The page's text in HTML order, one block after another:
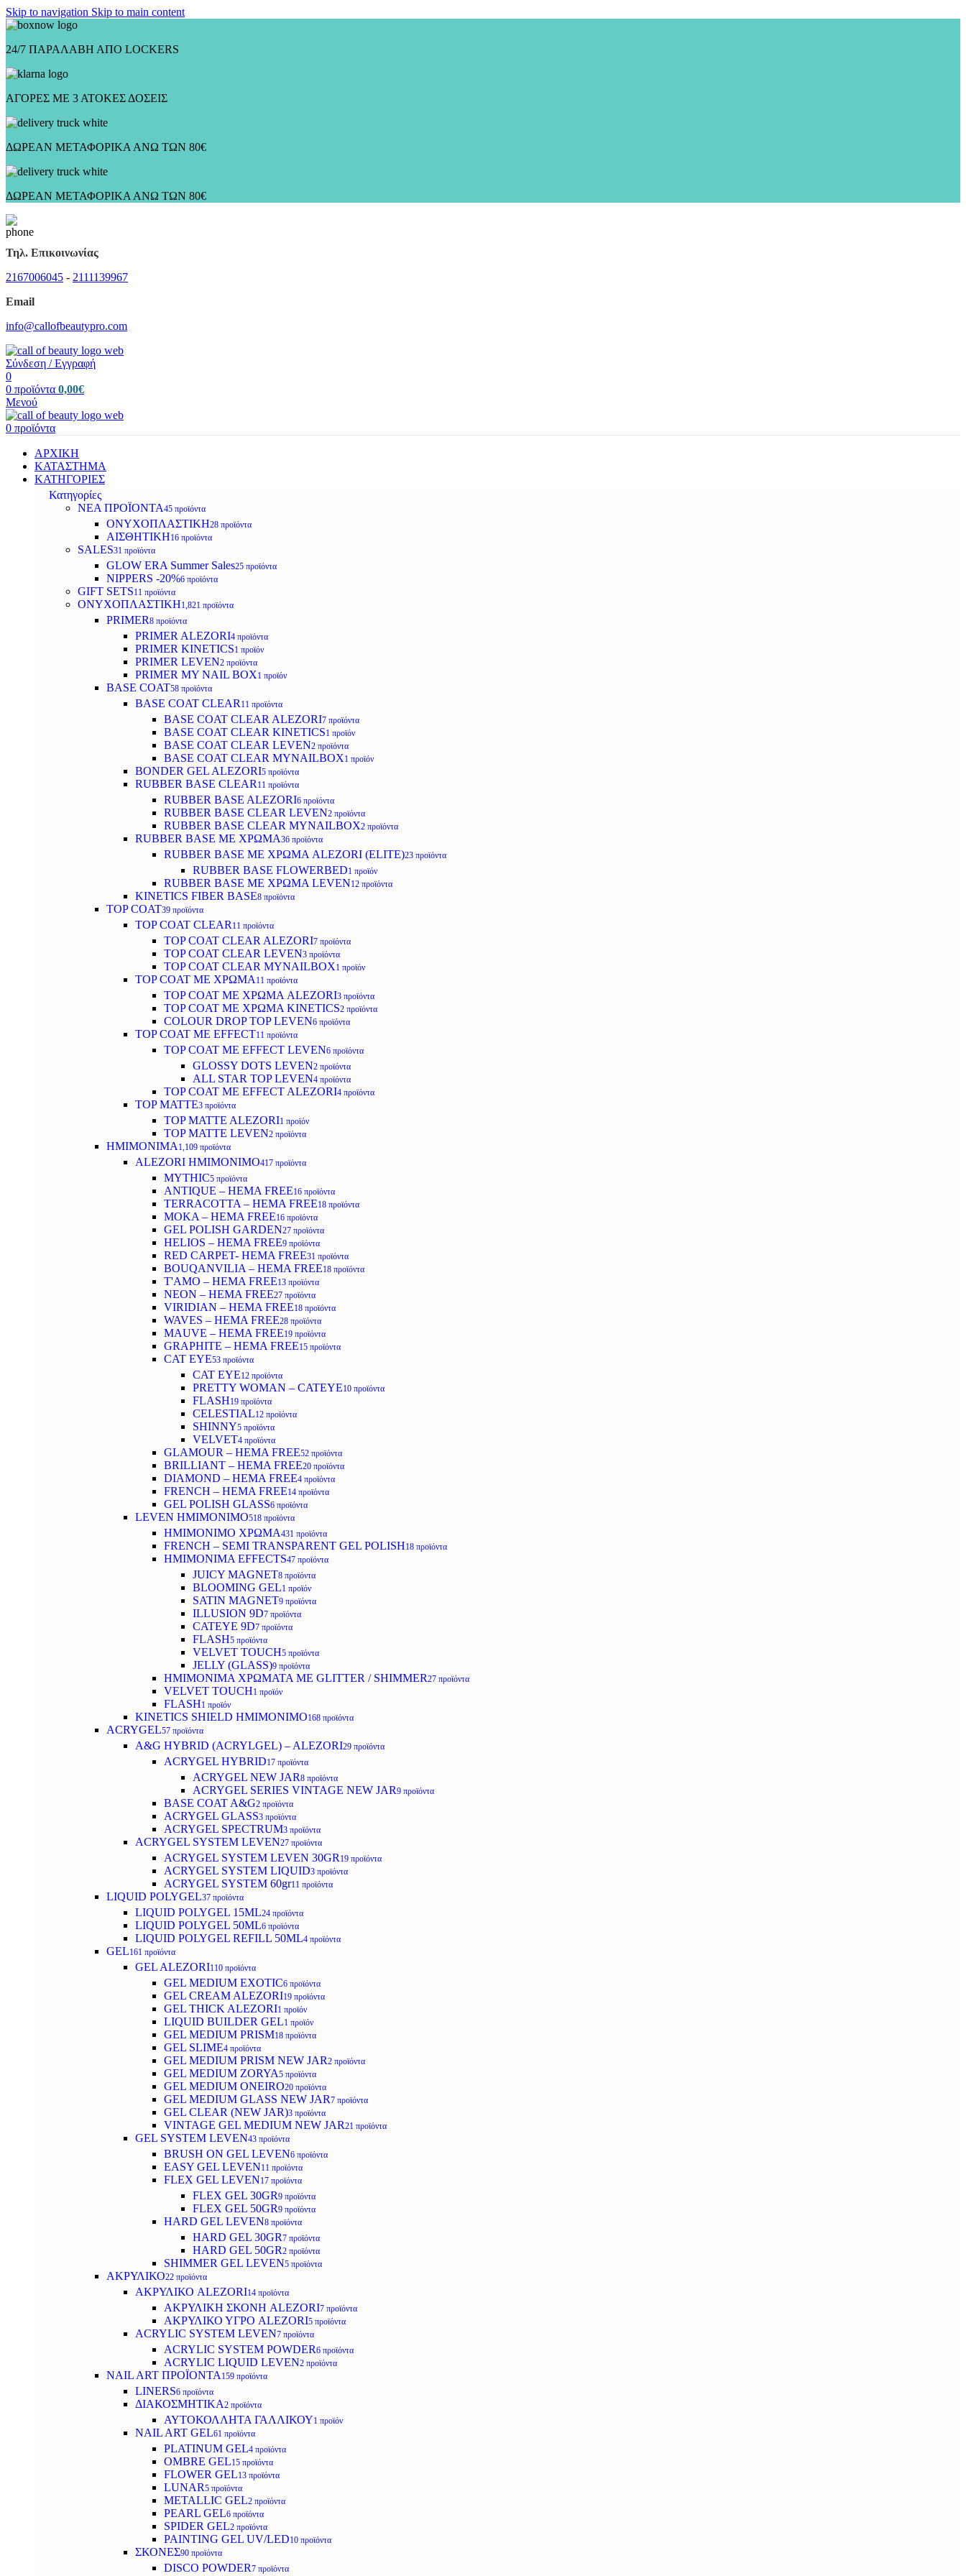
Skip to navigation Skip to main content
24/7 ΠΑΡΑΛΑΒΗ ΑΠΟ LOCKERS
ΑΓΟΡΕΣ ΜΕ 3 ΑΤΟΚΕΣ ΔΟΣΕΙΣ
ΔΩΡΕΑΝ ΜΕΤΑΦΟΡΙΚΑ ΑΝΩ ΤΩΝ 80€
ΔΩΡΕΑΝ ΜΕΤΑΦΟΡΙΚΑ ΑΝΩ ΤΩΝ 80€
Τηλ. Επικοινωνίας
2167006045 - 2111139967
Email
info@callofbeautypro.com
Σύνδεση / Εγγραφή
0
0 προϊόντα 0,00€
Μενού
0 προϊόντα
ΑΡΧΙΚΗ
ΚΑΤΑΣΤΗΜΑ
ΚΑΤΗΓΟΡΙΕΣ
Κατηγορίες
ΝΕΑ ΠΡΟΪΟΝΤΑ45 προϊόντα
ΟΝΥΧΟΠΛΑΣΤΙΚΗ28 προϊόντα
ΑΙΣΘΗΤΙΚΗ16 προϊόντα
SALES31 προϊόντα
GLOW ERA Summer Sales25 προϊόντα
NIPPERS -20%6 προϊόντα
GIFT SETS11 προϊόντα
ΟΝΥΧΟΠΛΑΣΤΙΚΗ1,821 προϊόντα
PRIMER8 προϊόντα
PRIMER ALEZORI4 προϊόντα
PRIMER KINETICS1 προϊόν
PRIMER LEVEN2 προϊόντα
PRIMER MY NAIL BOX1 προϊόν
BASE COAT58 προϊόντα
BASE COAT CLEAR 11 προϊόντα
BASE COAT CLEAR ALEZORI7 προϊόντα
BASE COAT CLEAR KINETICS1 προϊόν
BASE COAT CLEAR LEVEN2 προϊόντα
BASE COAT CLEAR MYNAILBOX1 προϊόν
BONDER GEL ALEZORI5 προϊόντα
RUBBER BASE CLEAR 11 προϊόντα
RUBBER BASE ALEZORI6 προϊόντα
RUBBER BASE CLEAR LEVEN2 προϊόντα
RUBBER BASE CLEAR MYNAILBOX2 προϊόντα
RUBBER BASE ΜΕ ΧΡΩΜΑ36 προϊόντα
RUBBER BASE ΜΕ ΧΡΩΜΑ ALEZORI (ELITE)23 προϊόντα
RUBBER BASE FLOWERBED1 προϊόν
RUBBER BASE ΜΕ ΧΡΩΜΑ LEVEN12 προϊόντα
KINETICS FIBER BASE8 προϊόντα
TOP COAT39 προϊόντα
TOP COAT CLEAR 11 προϊόντα
TOP COAT CLEAR ALEZORI7 προϊόντα
TOP COAT CLEAR LEVEN3 προϊόντα
TOP COAT CLEAR MYNAILBOX1 προϊόν
TOP COAT ΜΕ ΧΡΩΜΑ 11 προϊόντα
TOP COAT ΜΕ ΧΡΩΜΑ ALEZORI3 προϊόντα
TOP COAT ΜΕ ΧΡΩΜΑ KINETICS2 προϊόντα
COLOUR DROP TOP LEVEN6 προϊόντα
TOP COAT ΜΕ EFFECT11 προϊόντα
TOP COAT ME EFFECT LEVEN6 προϊόντα
GLOSSY DOTS LEVEN2 προϊόντα
ALL STAR TOP LEVEN4 προϊόντα
TOP COAT ME EFFECT ALEZORI4 προϊόντα
TOP MATTE3 προϊόντα
TOP MATTE ALEZORI1 προϊόν
TOP MATTE LEVEN2 προϊόντα
ΗΜΙΜΟΝΙΜΑ 1,109 προϊόντα
ALEZORI ΗΜΙΜΟΝΙΜΟ417 προϊόντα
MYTHIC5 προϊόντα
ANTIQUE – HEMA FREE16 προϊόντα
TERRACOTTA – HEMA FREE18 προϊόντα
MOKA – HEMA FREE16 προϊόντα
GEL POLISH GARDEN27 προϊόντα
HELIOS – HEMA FREE9 προϊόντα
RED CARPET- HEMA FREE31 προϊόντα
BOUQANVILIA – HEMA FREE18 προϊόντα
T'AMO – HEMA FREE13 προϊόντα
NEON – HEMA FREE27 προϊόντα
VIRIDIAN – HEMA FREE18 προϊόντα
WAVES – HEMA FREE28 προϊόντα
MAUVE – HEMA FREE19 προϊόντα
GRAPHITE – HEMA FREE15 προϊόντα
CAT EYE53 προϊόντα
CAT EYE12 προϊόντα
PRETTY WOMAN – CATEYE10 προϊόντα
FLASH19 προϊόντα
CELESTIAL12 προϊόντα
SHINNY5 προϊόντα
VELVET4 προϊόντα
GLAMOUR – HEMA FREE52 προϊόντα
BRILLIANT – HEMA FREE20 προϊόντα
DIAMOND – HEMA FREE4 προϊόντα
FRENCH – HEMA FREE14 προϊόντα
GEL POLISH GLASS6 προϊόντα
LEVEN ΗΜΙΜΟΝΙΜΟ518 προϊόντα
ΗΜΙΜΟΝΙΜΟ ΧΡΩΜΑ431 προϊόντα
FRENCH – SEMI TRANSPARENT GEL POLISH18 προϊόντα
HMIMONIMA EFFECTS47 προϊόντα
JUICY MAGNET8 προϊόντα
BLOOMING GEL1 προϊόν
SATIN MAGNET9 προϊόντα
ILLUSION 9D7 προϊόντα
CATEYE 9D7 προϊόντα
FLASH5 προϊόντα
VELVET TOUCH5 προϊόντα
JELLY (GLASS)9 προϊόντα
ΗΜΙΜΟΝΙΜA ΧΡΩΜΑΤΑ ΜΕ GLITTER / SHIMMER27 προϊόντα
VELVET TOUCH1 προϊόν
FLASH1 προϊόν
KINETICS SHIELD ΗΜΙΜΟΝΙΜΟ168 προϊόντα
ACRYGEL57 προϊόντα
A&G HYBRID (ACRYLGEL) – ALEZORI29 προϊόντα
ACRYGEL HYBRID17 προϊόντα
ACRYGEL NEW JAR8 προϊόντα
ACRYGEL SERIES VINTAGE NEW JAR9 προϊόντα
BASE COAT A&G2 προϊόντα
ACRYGEL GLASS3 προϊόντα
ACRYGEL SPECTRUM3 προϊόντα
ACRYGEL SYSTEM LEVEN27 προϊόντα
ACRYGEL SYSTEM LEVEN 30GR 19 προϊόντα
ACRYGEL SYSTEM LIQUID3 προϊόντα
ACRYGEL SYSTEM 60gr11 προϊόντα
LIQUID POLYGEL37 προϊόντα
LIQUID POLYGEL 15ML24 προϊόντα
LIQUID POLYGEL 50ML6 προϊόντα
LIQUID POLYGEL REFILL 50ML4 προϊόντα
GEL161 προϊόντα
GEL ALEZORI110 προϊόντα
GEL MEDIUM EXOTIC6 προϊόντα
GEL CREAM ALEZORI19 προϊόντα
GEL THICK ALEZORI1 προϊόν
LIQUID BUILDER GEL1 προϊόν
GEL MEDIUM PRISM18 προϊόντα
GEL SLIME4 προϊόντα
GEL MEDIUM PRISM NEW JAR2 προϊόντα
GEL MEDIUM ZORYA5 προϊόντα
GEL MEDIUM ONEIRO20 προϊόντα
GEL MEDIUM GLASS NEW JAR7 προϊόντα
GEL CLEAR (NEW JAR)3 προϊόντα
VINTAGE GEL MEDIUM NEW JAR21 προϊόντα
GEL SYSTEM LEVEN43 προϊόντα
BRUSH ON GEL LEVEN6 προϊόντα
EASY GEL LEVEN11 προϊόντα
FLEX GEL LEVEN17 προϊόντα
FLEX GEL 30GR9 προϊόντα
FLEX GEL 50GR9 προϊόντα
HARD GEL LEVEN8 προϊόντα
HARD GEL 30GR7 προϊόντα
HARD GEL 50GR2 προϊόντα
SHIMMER GEL LEVEN5 προϊόντα
ΑΚΡΥΛΙΚΟ22 προϊόντα
ΑΚΡΥΛΙΚΟ ALEZORI14 προϊόντα
ΑΚΡΥΛΙΚΗ ΣΚΟΝΗ ALEZORI7 προϊόντα
ΑΚΡΥΛΙΚΟ ΥΓΡΟ ALEZORI5 προϊόντα
ACRYLIC SYSTEM LEVEN7 προϊόντα
ACRYLIC SYSTEM POWDER6 προϊόντα
ACRYLIC LIQUID LEVEN2 προϊόντα
NAIL ART ΠΡΟΪΟΝΤΑ 159 προϊόντα
LINERS6 προϊόντα
ΔΙΑΚΟΣΜΗΤΙΚΑ2 προϊόντα
ΑΥΤΟΚΟΛΛΗΤΑ ΓΑΛΛΙΚΟΥ1 προϊόν
NAIL ART GEL61 προϊόντα
PLATINUM GEL4 προϊόντα
OMBRE GEL15 προϊόντα
FLOWER GEL13 προϊόντα
LUNAR5 προϊόντα
METALLIC GEL2 προϊόντα
PEARL GEL6 προϊόντα
SPIDER GEL2 προϊόντα
PAINTING GEL UV/LED10 προϊόντα
ΣΚΟΝΕΣ90 προϊόντα
DISCO POWDER7 προϊόντα